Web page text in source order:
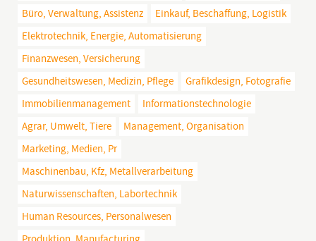
Büro, Verwaltung, Assistenz
Einkauf, Beschaffung, Logistik
Elektrotechnik, Energie, Automatisierung
Finanzwesen, Versicherung
Gesundheitswesen, Medizin, Pflege
Grafikdesign, Fotografie
Immobilienmanagement
Informationstechnologie
Agrar, Umwelt, Tiere
Management, Organisation
Marketing, Medien, Pr
Maschinenbau, Kfz, Metallverarbeitung
Naturwissenschaften, Labortechnik
Human Resources, Personalwesen